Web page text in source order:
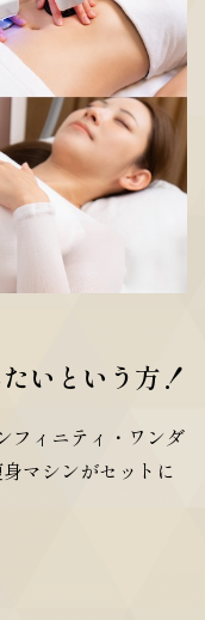
いという方！
フィニティ・ワンダ
マシンがセットに